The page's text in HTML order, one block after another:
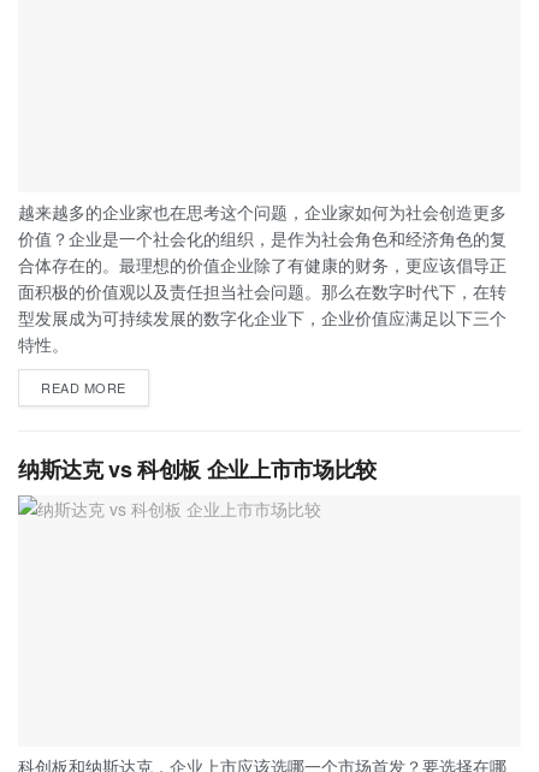
越来越多的企业家也在思考这个问题，企业家如何为社会创造更多
价值？企业是一个社会化的组织，是作为社会角色和经济角色的复
合体存在的。最理想的价值企业除了有健康的财务，更应该倡导正
面积极的价值观以及责任担当社会问题。那么在数字时代下，在转
型发展成为可持续发展的数字化企业下，企业价值应满足以下三个
特性。
READ MORE
纳斯达克 vs 科创板 企业上市市场比较
科创板和纳斯达克，企业上市应该选哪一个市场首发？要选择在哪